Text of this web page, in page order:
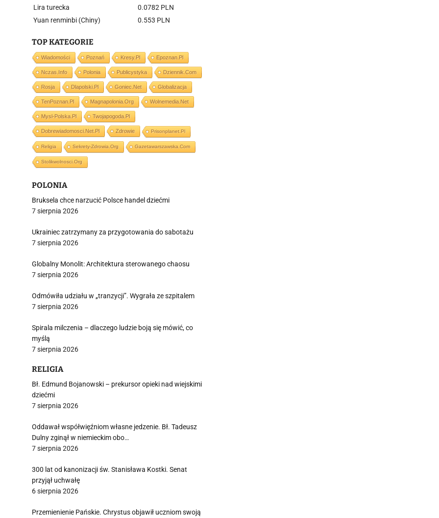
Lira turecka
0.0782 PLN
Yuan renminbi (Chiny)
0.553 PLN
TOP KATEGORIE
Wiadomości Poznań Kresy.pl Epoznan.pl
Nczas.info Polonia Publicystyka Dziennik.com
Rosja Dlapolski.pl Goniec.net Globalizacja
TenPoznan.pl Magnapolonia.org Wolnemedia.net
Mysl-Polska.pl Twojapogoda.pl
Dobrewiadomosci.net.pl Zdrowie Prisonplanet.pl
Religia Sekrety-Zdrowia.org Gazetawarszawska.com
Stolikwolnosci.org
POLONIA
Bruksela chce narzucić Polsce handel dziećmi
7 sierpnia 2026
Ukrainiec zatrzymany za przygotowania do sabotażu
7 sierpnia 2026
Globalny Monolit: Architektura sterowanego chaosu
7 sierpnia 2026
Odmówiła udziału w „tranzycji”. Wygrała ze szpitalem
7 sierpnia 2026
Spirala milczenia – dlaczego ludzie boją się mówić, co
myślą
7 sierpnia 2026
RELIGIA
Bł. Edmund Bojanowski – prekursor opieki nad wiejskimi
dziećmi
7 sierpnia 2026
Oddawał współwięźniom własne jedzenie. Bł. Tadeusz
Dulny zginął w niemieckim obo…
7 sierpnia 2026
300 lat od kanonizacji św. Stanisława Kostki. Senat
przyjął uchwałę
6 sierpnia 2026
Przemienienie Pańskie. Chrystus objawił uczniom swoją